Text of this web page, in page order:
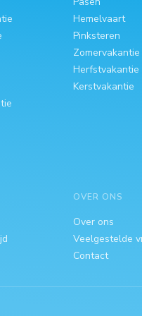
Hemelvaart
Pinksteren
Zomervakantie
Herfstvakantie
Kerstvakantie
OVER ONS
Over ons
Veelgestelde
Contact